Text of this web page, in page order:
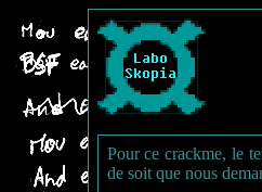
Pour ce crackme, le
de soit que nous